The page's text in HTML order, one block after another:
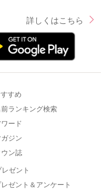
詳しくはこちら
すめ
ランキング検索
ード
ジン
ウン誌
レゼント
ゼント＆アンケート